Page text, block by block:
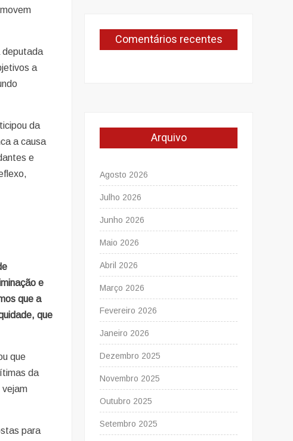
deputada
a
da
a causa
e
e
que a
que
que
da
vejam
para
Comentários recentes
Arquivo
Agosto 2026
Julho 2026
Junho 2026
Maio 2026
Abril 2026
Março 2026
Fevereiro 2026
Janeiro 2026
Dezembro 2025
Novembro 2025
Outubro 2025
Setembro 2025